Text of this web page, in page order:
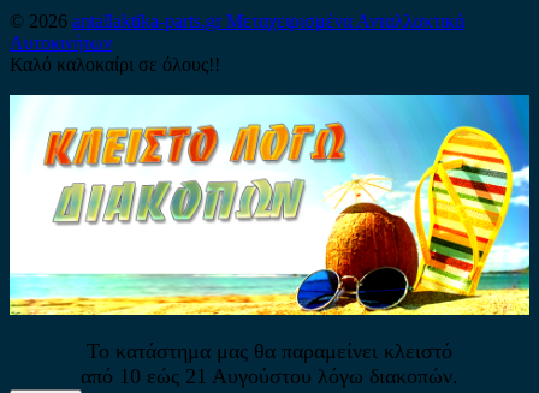
© 2026 antallaktika-parts.grΜεταχειρισμένα Ανταλλακτικά
Αυτοκινήτων
Καλό καλοκαίρι σε όλους!!
Το κατάστημα μας θα παραμείνει κλειστό
από 10 εώς 21 Αυγούστου λόγω διακοπών.